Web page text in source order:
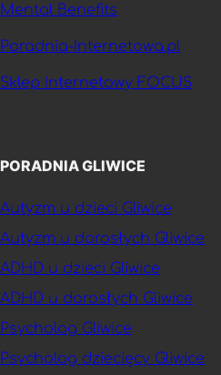
Mental Benefits
Poradnia-Internetowa.pl
Sklep Internetowy FOCUS
PORADNIA GLIWICE
Autyzm u dzieci Gliwice
Autyzm u dorosłych Gliwice
ADHD u dzieci Gliwice
ADHD u dorosłych Gliwice
Psycholog Gliwice
Psycholog dziecięcy Gliwice